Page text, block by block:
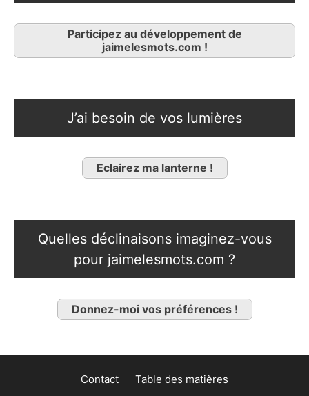
Participez au développement de
jaimelesmots.com !
J’ai besoin de vos lumières
Eclairez ma lanterne !
Quelles déclinaisons imaginez-vous
pour jaimelesmots.com ?
Donnez-moi vos préférences !
Contact Table des matières